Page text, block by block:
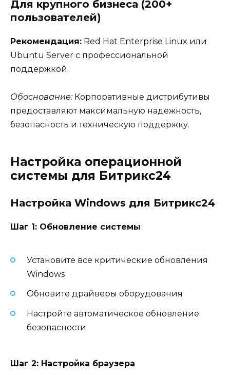
Для крупного бизнеса (200+
пользователей)
Рекомендация: Red Hat Enterprise Linux или
Ubuntu Server с профессиональной
поддержкой
Обоснование:Корпоративные дистрибутивы
предоставляют максимальную надежность,
безопасность и техническую поддержку.
Настройка операционной
системы для Битрикс24
Настройка Windows для Битрикс24
Шаг 1: Обновление системы
Установите все критические обновления
Windows
Обновите драйверы оборудования
Настройте автоматическое обновление
безопасности
Шаг 2: Настройка браузера